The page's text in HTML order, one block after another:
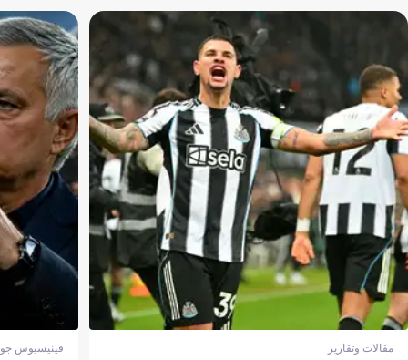
مقالات وتقارير فينيسيوس